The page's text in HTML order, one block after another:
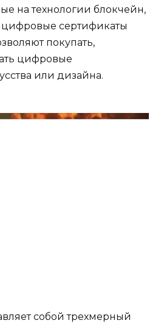
на технологии блокчейн,
цифровые сертификаты
покупать,
цифровые
или дизайна.
собой трехмерный